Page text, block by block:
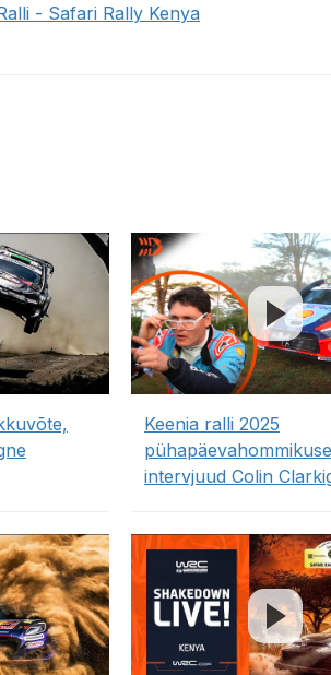
- Safari Rally Kenya
Keenia ralli 2025
intervjuud Colin